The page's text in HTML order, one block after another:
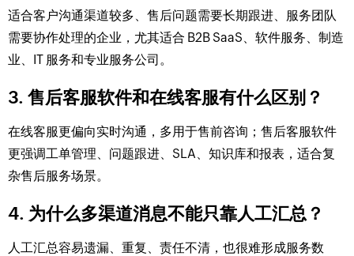
适合客户沟通渠道较多、售后问题需要长期跟进、服务团队
需要协作处理的企业，尤其适合 B2B SaaS、软件服务、制造
业、IT 服务和专业服务公司。
3. 售后客服软件和在线客服有什么区别？
在线客服更偏向实时沟通，多用于售前咨询；售后客服软件
更强调工单管理、问题跟进、SLA、知识库和报表，适合复
杂售后服务场景。
4. 为什么多渠道消息不能只靠人工汇总？
人工汇总容易遗漏、重复、责任不清，也很难形成服务数